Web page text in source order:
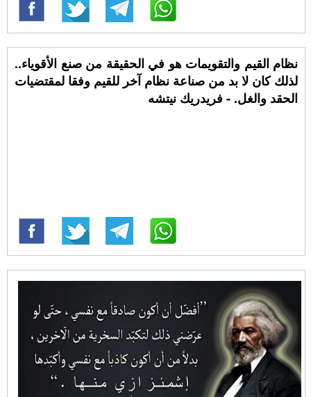
نظام القيم والتقويمات هو في الحقيقة من صنع الأقوياء..
لذلك كان لا بد من صناعة نظام آخر للقيم وفقا لمقتضيات
الحقد والغل. - فريدريك نيتشه